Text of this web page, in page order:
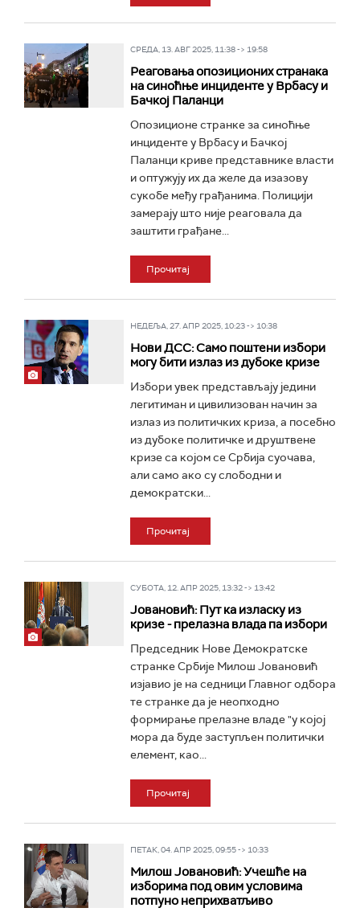
СРЕДА, 13. АВГ 2025, 11:38 -> 19:58
Реаговања опозиционих странака
на синоћње инциденте у Врбасу и
Бачкој Паланци
Опозиционе странке за синоћње
инциденте у Врбасу и Бачкој
Паланци криве представнике власти
и оптужују их да желе да изазову
сукобе међу грађанима. Полицији
замерају што није реаговала да
заштити грађане...
Прочитај
НЕДЕЉА, 27. АПР 2025, 10:23 -> 10:38
Нови ДСС: Само поштени избори
могу бити излаз из дубоке кризе
Избори увек представљају једини
легитиман и цивилизован начин за
излаз из политичких криза, а посебно
из дубоке политичке и друштвене
кризе са којом се Србија суочава,
али само ако су слободни и
демократски...
Прочитај
СУБОТА, 12. АПР 2025, 13:32 -> 13:42
Јовановић: Пут ка изласку из
кризе - прелазна влада па избори
Председник Нове Демократске
странке Србије Милош Јовановић
изјавио је на седници Главног одбора
те странке да је неопходно
формирање прелазне владе "у којој
мора да буде заступљен политички
елемент, као...
Прочитај
ПЕТАК, 04. АПР 2025, 09:55 -> 10:33
Милош Јовановић: Учешће на
изборима под овим условима
потпуно неприхватљиво